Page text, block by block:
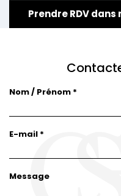
Prendre RDV
Nom / Prénom *
E-mail *
Message